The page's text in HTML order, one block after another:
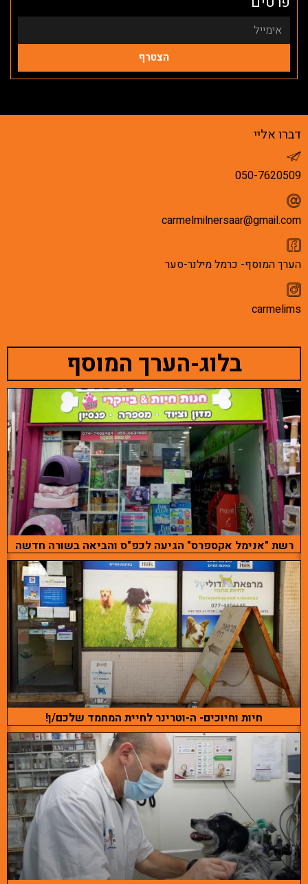
הצטרף
דברו אליי
050-7620509
carmelmilnersaar@gmail.com
הערך המוסף- כרמל מילנר-סער
carmelims
בלוג-הערך המוסף
רשת "אנימל אקספרס" הגיעה לכפ"ס והביאה בשורה חדשה
חיות וחיוכים- ה-וטרינר לחיית המחמד שלכם/ן!